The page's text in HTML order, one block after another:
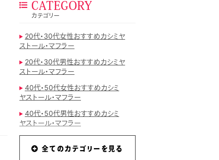
CATEGORY
カテゴリー
20代・30代女性おすすめカシミヤ
ストール・マフラー
20代・30代男性おすすめカシミヤ
ストール・マフラー
40代・50代女性おすすめカシミ
ヤストール・マフラー
40代・50代男性おすすめカシミ
ヤストール・マフラー
全てのカテゴリーを見る